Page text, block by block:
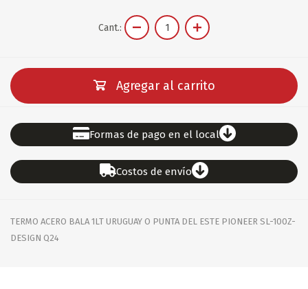
Cant.:
Agregar al carrito
Formas de pago en el local
Costos de envío
TERMO ACERO BALA 1LT URUGUAY O PUNTA DEL ESTE PIONEER SL-100Z-
DESIGN Q24